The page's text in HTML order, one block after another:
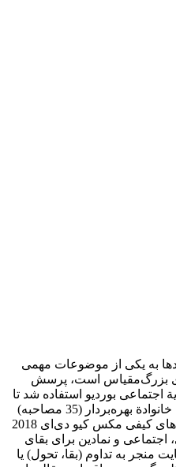
به یکی از موضوعات مهمی
بزرگ‌مقیاس است، پرسش
بوردیو استفاده شد تا
تحلیل جامعه‌شناختی متفاوتی از سازوکارهای بازتولید و مانایی نظام بهره‌برداری خانوادگی ارائه شود. به‌منظور جمع‌آوری داده‌ها از تکنیک مصاحبة نیمه‌ساخت‌یافته با اعضای 14 خانوادة بهره‌بردار (35 مصاحبه)
و برای تحلیل داده‌ها از راهبرد تحلیل محتوای کیفی «شیوه به‌کارگیری قیاسی مقوله‌ها» و تکنیک کدگذاری فرضیه‌ای استفاده شد. در مرحلة تحلیل داده‌ها، از نرم‌افزار تحلیل داده‌های کیفی مکس کیو دی‌ای 2018
اجتماعی و نمادین برای بقای
منجر به تداوم (بقا، تحول) یا